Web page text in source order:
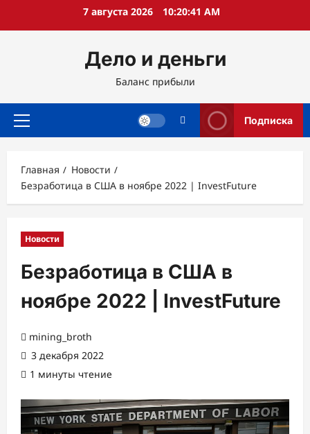
7 августа 2026 10:20:42 AM
Дело и деньги
Баланс прибыли
Основное
Подписка
Главная
Новости
Безработица в США в ноябре 2022 | InvestFuture
Новости
Безработица в США в
ноябре 2022 | InvestFuture
mining_broth
3 декабря 2022
1 минуты чтение